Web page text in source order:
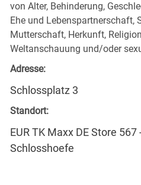
von Alter, Behinderung,
Ehe und Lebenspartnerschaft,
Mutterschaft, Herkunft,
Weltanschauung und/oder
Adresse:
Schlossplatz 3
Standort:
EUR TK Maxx DE Store 567
Schlosshoefe